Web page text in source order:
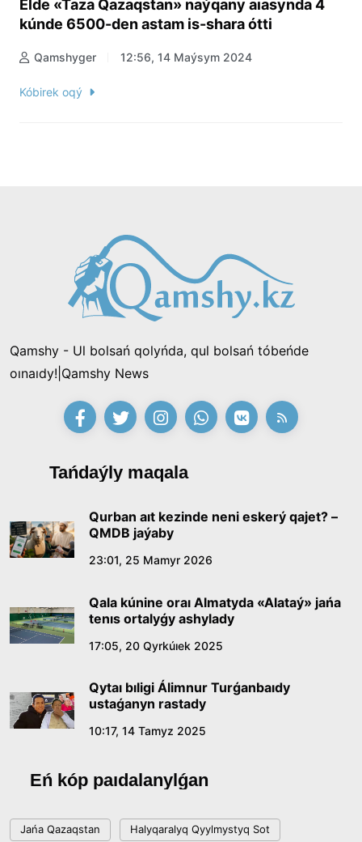
Elde «Taza Qazaqstan» naýqany aıasynda 4
kúnde 6500-den astam is-shara ótti
Qamshyger 12:56, 14 Maýsym 2024
Kóbirek oqý
Qamshy - Ul bolsań qolyńda, qul bolsań tóbeńde
oınaıdy!|Qamshy News
Tańdaýly maqala
Qurban aıt kezinde neni eskerý qajet? –
QMDB jaýaby
23:01, 25 Mamyr 2026
Qala kúnine oraı Almatyda «Alataý» jańa
tenıs ortalyǵy ashylady
17:05, 20 Qyrkúıek 2025
Qytaı bıligi Álimnur Turǵanbaıdy
ustaǵanyn rastady
10:17, 14 Tamyz 2025
Eń kóp paıdalanylǵan
Jańa Qazaqstan Halyqaralyq Qyylmystyq Sot